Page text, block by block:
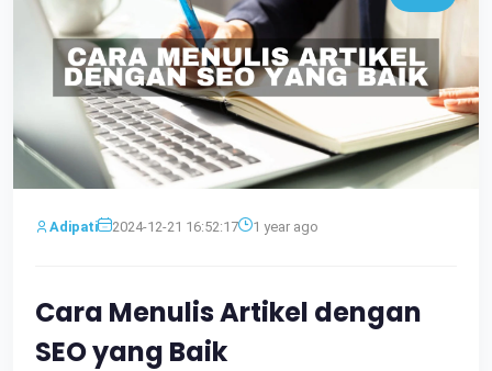
Adipati 2024-12-21 16:52:17 1 year ago
Cara Menulis Artikel dengan
SEO yang Baik